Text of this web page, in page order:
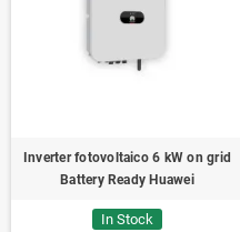
Inverter fotovoltaico 6 kW on grid
Battery Ready Huawei
In Stock